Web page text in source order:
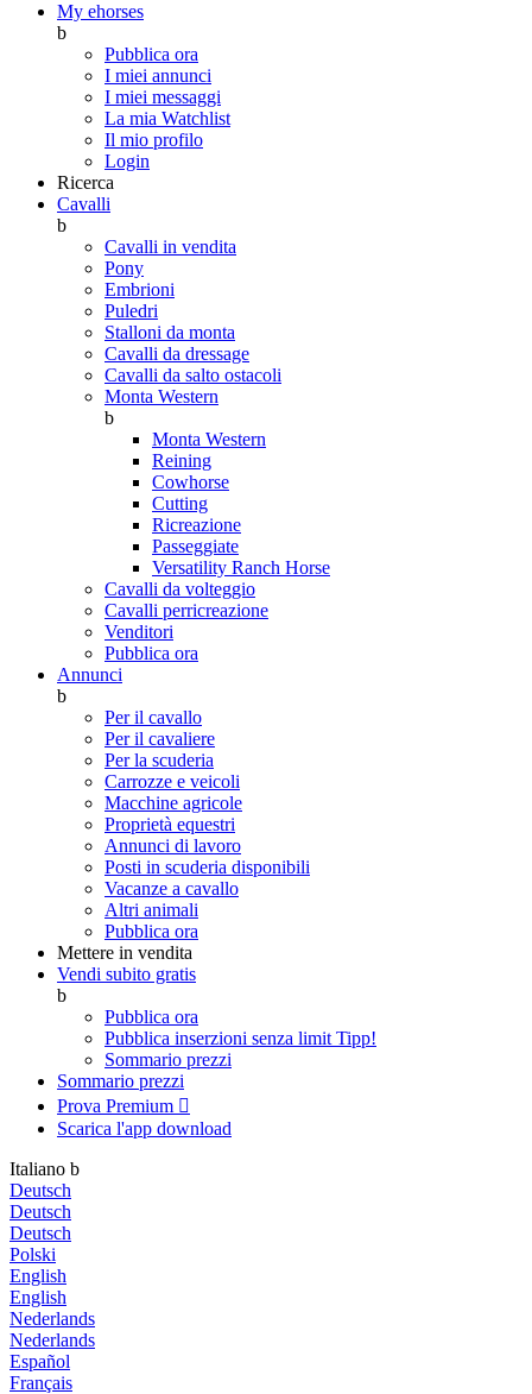
My ehorses
b
Pubblica ora
I miei annunci
I miei messaggi
La mia Watchlist
Il mio profilo
Login
Ricerca
Cavalli
b
Cavalli in vendita
Pony
Embrioni
Puledri
Stalloni da monta
Cavalli da dressage
Cavalli da salto ostacoli
Monta Western
b
Monta Western
Reining
Cowhorse
Cutting
Ricreazione
Passeggiate
Versatility Ranch Horse
Cavalli da volteggio
Cavalli perricreazione
Venditori
Pubblica ora
Annunci
b
Per il cavallo
Per il cavaliere
Per la scuderia
Carrozze e veicoli
Macchine agricole
Proprietà equestri
Annunci di lavoro
Posti in scuderia disponibili
Vacanze a cavallo
Altri animali
Pubblica ora
Mettere in vendita
Vendi subito gratis
b
Pubblica ora
Pubblica inserzioni senza limit Tipp!
Sommario prezzi
Sommario prezzi
Prova Premium 
Scarica l'app download
Italiano b
Deutsch
Deutsch
Deutsch
Polski
English
English
Nederlands
Nederlands
Español
Français